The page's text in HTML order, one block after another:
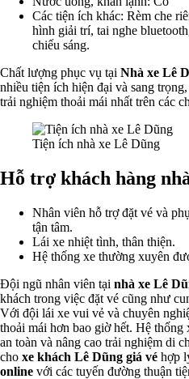
Các tiện ích khác: Rèm che
hình giải trí, tai nghe
chiếu sáng.
Chất lượng phục vụ tại Nhà xe Lê
nhiều tiện ích hiện đại và sang
trải nghiệm thoải mái nhất trên các
Tiện ích nhà xe Lê Dũng
Hỗ trợ khách hàng
Nhân viên hỗ trợ đặt vé và
tận tâm.
Lái xe nhiệt tình, thân thiện.
Hệ thống xe thường xuyên
Đội ngũ nhân viên tại nhà xe Lê
khách trong việc đặt vé cũng như
Với đội lái xe vui vẻ và chuyên
thoải mái hơn bao giờ hết. Hệ
an toàn và nâng cao trải nghiệm di
cho xe khách Lê Dũng giá vé hợp
online với các tuyến đường thuận